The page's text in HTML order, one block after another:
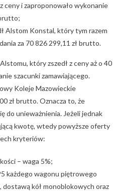
ceny i zaproponowało wykonanie
Alstom Konstal, który tym razem
za 70 826 299,11 zł brutto.
który zszedł z ceny aż o 40
szacunki zamawiającego.
Koleje Mazowieckie
zł brutto. Oznacza to, że
do unieważnienia. Jeżeli jednak
kwotę, wtedy powyższe oferty
kryteriów:
– waga 5%;
każdego wagonu piętrowego
dostawą kół monoblokowych oraz